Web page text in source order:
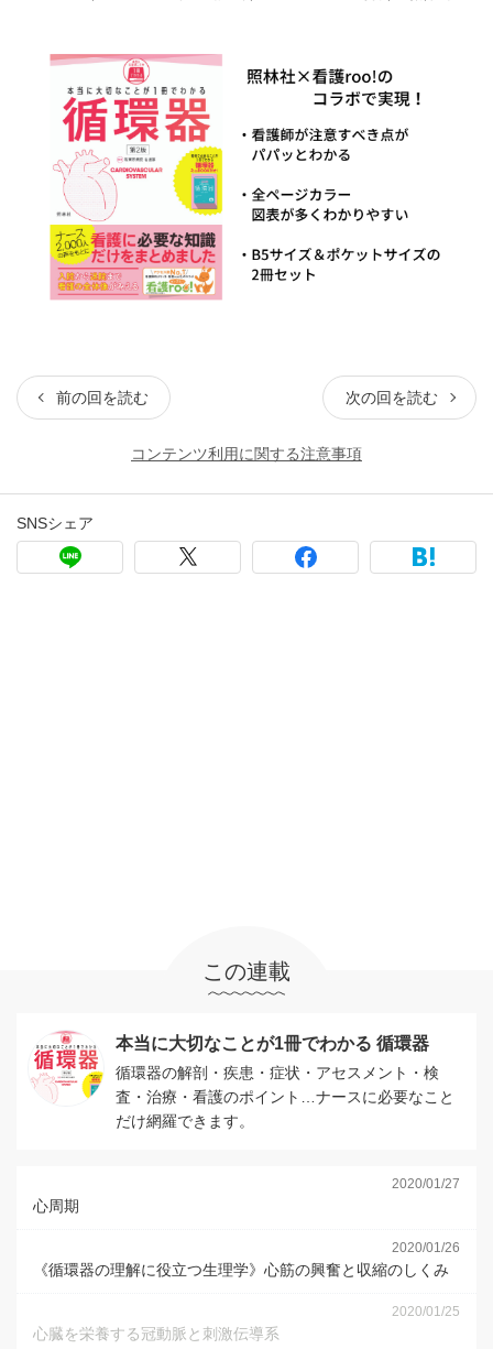
前の回を読む 次の回を読む
コンテンツ利用に関する注意事項
SNSシェア
この連載
本当に大切なことが1冊でわかる 循環器
循環器の解剖・疾患・症状・アセスメント・検
査・治療・看護のポイント…ナースに必要なこと
だけ網羅できます。
2020/01/27
心周期
2020/01/26
《循環器の理解に役立つ生理学》心筋の興奮と収縮のしくみ
2020/01/25
心臓を栄養する冠動脈と刺激伝導系